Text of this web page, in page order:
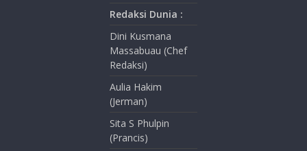
Redaksi Dunia :
Dini Kusmana
Massabuau (Chef
Redaksi)
Aulia Hakim
(Jerman)
Sita S Phulpin
(Prancis)